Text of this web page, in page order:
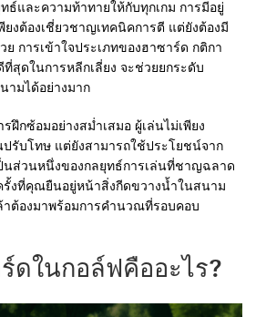
ธ์และความท้าทายให้กับทุกเกม การมีอยู่
งต้องเชี่ยวชาญเทคนิคการตี แต่ยังต้องมี
การเข้าใจประเภทของฮาซาร์ด กติกา
สุดในการหลีกเลี่ยง จะช่วยยกระดับ
ามได้อย่างมาก
ฝึกซ้อมอย่างสม่ำเสมอ ผู้เล่นไม่เพียง
ปรับโทษ แต่ยังสามารถใช้ประโยชน์จาก
นส่วนหนึ่งของกลยุทธ์การเล่นที่ชาญฉลาด
งที่คุณยืนอยู่หน้าสิ่งกีดขวางน้ำในสนาม
าต้องมาพร้อมการคำนวณที่รอบคอบ
ดในกอล์ฟคืออะไร?